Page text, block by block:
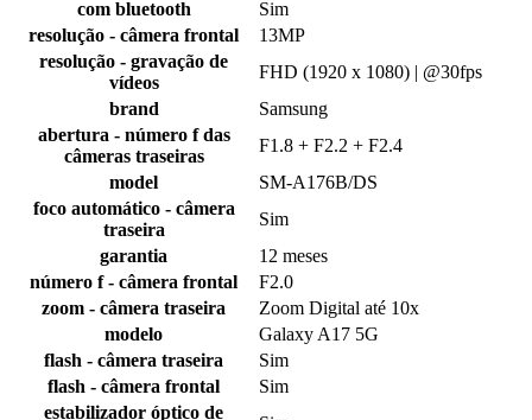
com bluetooth
Sim
resolução - câmera frontal
13MP
resolução - gravação de
vídeos
FHD (1920 x 1080) | @30fps
brand
Samsung
abertura - número f das
câmeras traseiras
F1.8 + F2.2 + F2.4
model
SM-A176B/DS
foco automático - câmera
traseira
Sim
garantia
12 meses
número f - câmera frontal
F2.0
zoom - câmera traseira
Zoom Digital até 10x
modelo
Galaxy A17 5G
flash - câmera traseira
Sim
flash - câmera frontal
Sim
estabilizador óptico de